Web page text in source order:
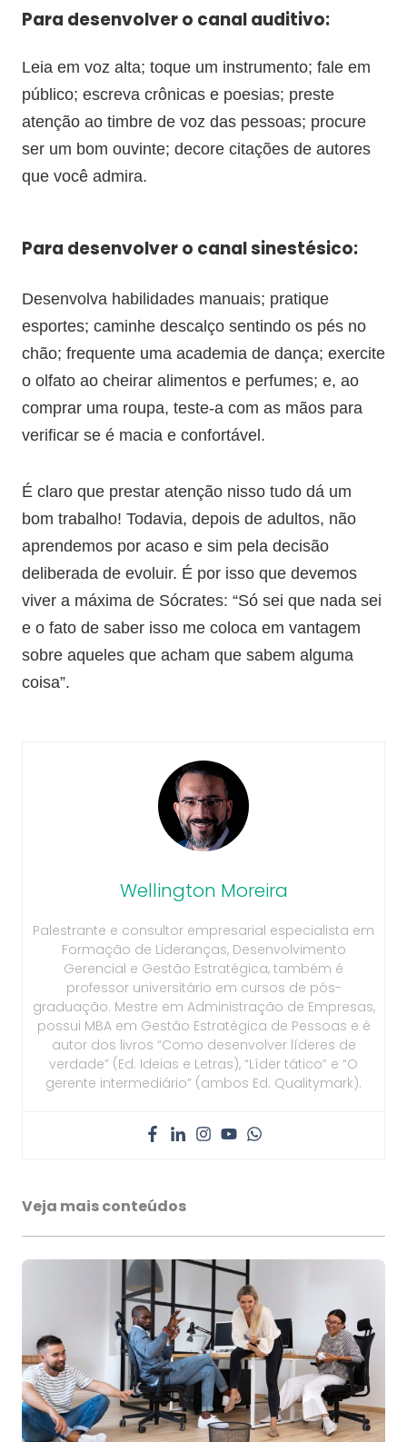
Para desenvolver o canal auditivo:
Leia em voz alta; toque um instrumento; fale em
público; escreva crônicas e poesias; preste
atenção ao timbre de voz das pessoas; procure
ser um bom ouvinte; decore citações de autores
que você admira.
Para desenvolver o canal sinestésico:
Desenvolva habilidades manuais; pratique
esportes; caminhe descalço sentindo os pés no
chão; frequente uma academia de dança; exercite
o olfato ao cheirar alimentos e perfumes; e, ao
comprar uma roupa, teste-a com as mãos para
verificar se é macia e confortável.
É claro que prestar atenção nisso tudo dá um
bom trabalho! Todavia, depois de adultos, não
aprendemos por acaso e sim pela decisão
deliberada de evoluir. É por isso que devemos
viver a máxima de Sócrates: “Só sei que nada sei
e o fato de saber isso me coloca em vantagem
sobre aqueles que acham que sabem alguma
coisa”.
Wellington Moreira
Palestrante e consultor empresarial especialista em
Formação de Lideranças, Desenvolvimento
Gerencial e Gestão Estratégica, também é
professor universitário em cursos de pós-
graduação. Mestre em Administração de Empresas,
possui MBA em Gestão Estratégica de Pessoas e é
autor dos livros “Como desenvolver líderes de
verdade” (Ed. Ideias e Letras), “Líder tático” e “O
gerente intermediário” (ambos Ed. Qualitymark).
Veja mais conteúdos